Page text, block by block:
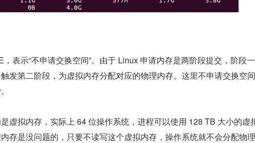
表示“不申请交换空间”。由于 Linux 申请内存是两阶段提交，阶段
发第二阶段，为虚拟内存分配对应的物理内存。这里不申请交换空
虚拟内存，实际上 64 位操作系统，进程可以使用 128 TB 大小的虚
存是没问题的，只要不读写这个虚拟内存，操作系统就不会分配物